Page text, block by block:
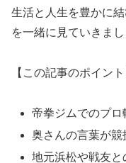
生活と人生を豊かに
を一緒に見ていきまし
【この記事のポイント
帝拳ジムでのプ
奥さんの言葉が競
地元浜松や戦友と